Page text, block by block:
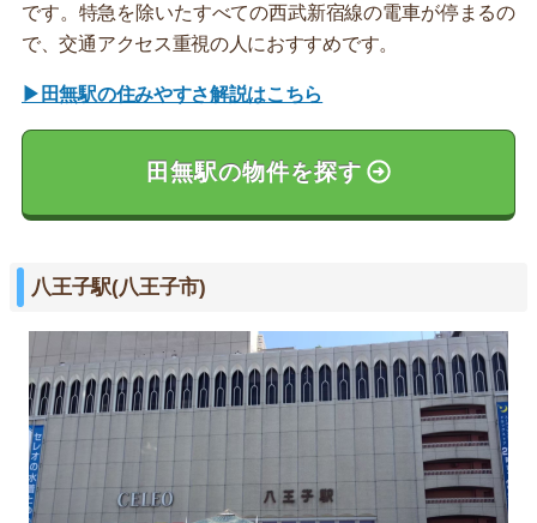
です。特急を除いたすべての西武新宿線の電車が停まるの
で、交通アクセス重視の人におすすめです。
▶田無駅の住みやすさ解説はこちら
田無駅の物件を探す
八王子駅(八王子市)